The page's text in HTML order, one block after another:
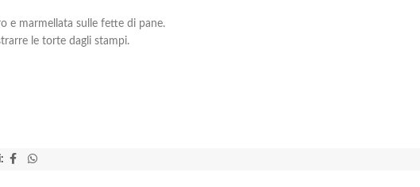
e marmellata sulle fette di pane.
le torte dagli stampi.